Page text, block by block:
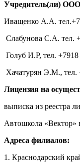
Учредитель(ли)
Иващенко А.А.
Слабунова С.А. тел.
Голуб И.Р, тел. +7918
Хачатурян Э.М., тел.
Лицензия на
выписка из реестра
Автошкола «Вектор»
Адреса филиалов:
1. Краснодарский